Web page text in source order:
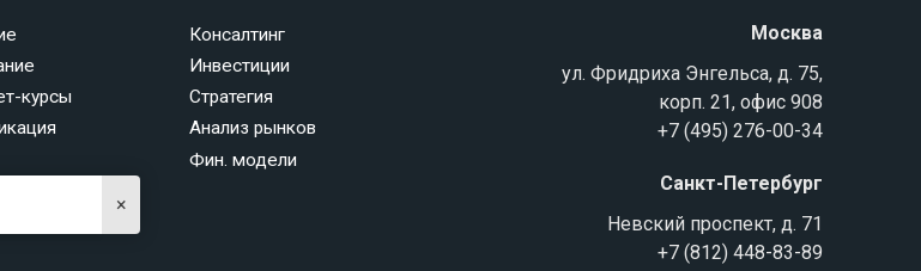
курсы
Консалтинг
Инвестиции
Стратегия
Анализ рынков
Фин. модели
×
Москва
ул. Фридриха Энгельса, д. 75,
корп. 21, офис 908
+7 (495) 276-00-34
Санкт-Петербург
Невский проспект, д. 71
+7 (812) 448-83-89